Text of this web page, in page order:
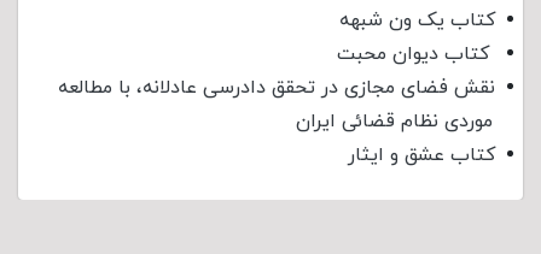
کتاب یک ون شبهه
کتاب دیوان محبت
نقش فضای مجازی در تحقق دادرسی عادلانه، با مطالعه
موردی نظام قضائی ایران
کتاب عشق و ایثار